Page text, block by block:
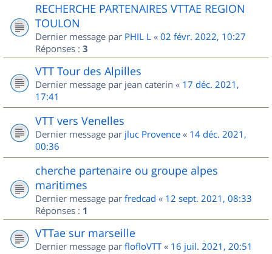
RECHERCHE PARTENAIRES VTTAE REGION
TOULON
Dernier message par PHIL L « 02 févr. 2022, 10:27
Réponses : 3
VTT Tour des Alpilles
Dernier message par jean caterin « 17 déc. 2021,
17:41
VTT vers Venelles
Dernier message par jluc Provence « 14 déc. 2021,
00:36
cherche partenaire ou groupe alpes
maritimes
Dernier message par fredcad « 12 sept. 2021, 08:33
Réponses : 1
VTTae sur marseille
Dernier message par flofloVTT« 16 juil. 2021, 20:51